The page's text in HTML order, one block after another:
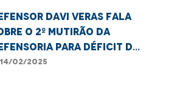
Davi Veras fala
o 2º mutirão da
para déficit de
em SL
02/2025